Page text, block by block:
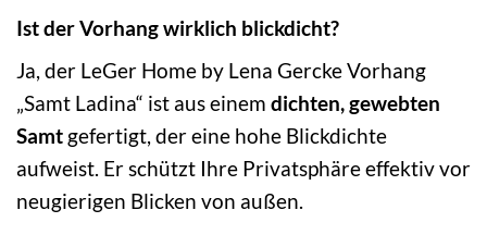
Ist der Vorhang wirklich blickdicht?
Ja, der LeGer Home by Lena Gercke Vorhang
„Samt Ladina“ ist aus einem dichten, gewebten
Samt gefertigt, der eine hohe Blickdichte
aufweist. Er schützt Ihre Privatsphäre effektiv vor
neugierigen Blicken von außen.